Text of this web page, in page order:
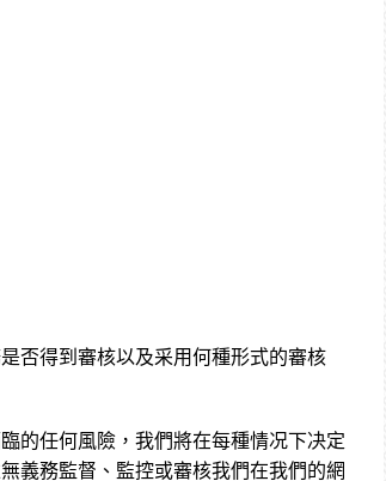
否得到審核以及采用何種形式的審核
的任何風險，我們將在每種情况下决定
義務監督、監控或審核我們在我們的網